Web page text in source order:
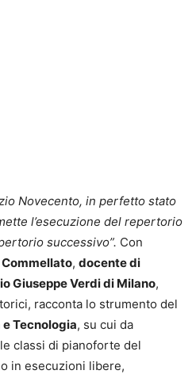
Novecento, in perfetto stato
l’esecuzione del repertorio
successivo”. Con
, docente di
Giuseppe Verdi di Milano,
racconta lo strumento del
Tecnologia, su cui da
classi di pianoforte del
in esecuzioni libere,